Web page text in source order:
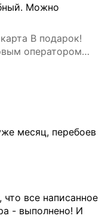
Можно
В подарок!
оператором
НЕ
месяц, перебоев
все написанное
- выполнено! И